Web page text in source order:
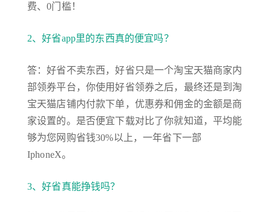
费、0门槛！
2、好省app里的东西真的便宜吗？
答：好省不卖东西，好省只是一个淘宝天猫商家内
部领券平台，你使用好省领券之后，最终还是到淘
宝天猫店铺内付款下单，优惠券和佣金的金额是商
家设置的。是否便宜下载对比了你就知道，平均能
够为您网购省钱30%以上，一年省下一部
IphoneX。
3、好省真能挣钱吗？